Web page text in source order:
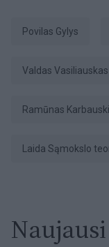
Povilas Gylys
Valdas Vasiliauskas
Ramūnas
laida Sąmokslo